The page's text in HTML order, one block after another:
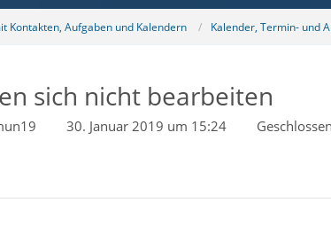
Kontakten, Aufgaben und Kalendern Kalender, Termin- und
sich nicht bearbeiten
30. Januar 2019 um 15:24 Geschlossen